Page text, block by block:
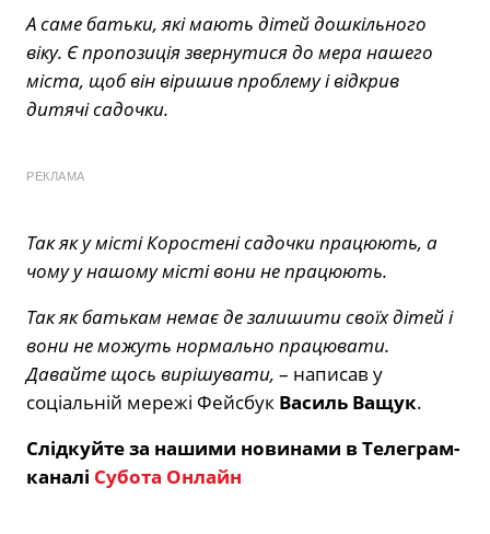
А саме батьки, які мають дітей дошкільного
віку. Є пропозиція звернутися до мера нашего
міста, щоб він віришив проблему і відкрив
дитячі садочки.
РЕКЛАМА
Так як у місті Коростені садочки працюють, а
чому у нашому місті вони не працюють.
Так як батькам немає де залишити своїх дітей і
вони не можуть нормально працювати.
Давайте щось вирішувати, – написав у
соціальній мережі Фейсбук Василь Ващук.
Слідкуйте за нашими новинами в Телеграм-
каналі Субота Онлайн